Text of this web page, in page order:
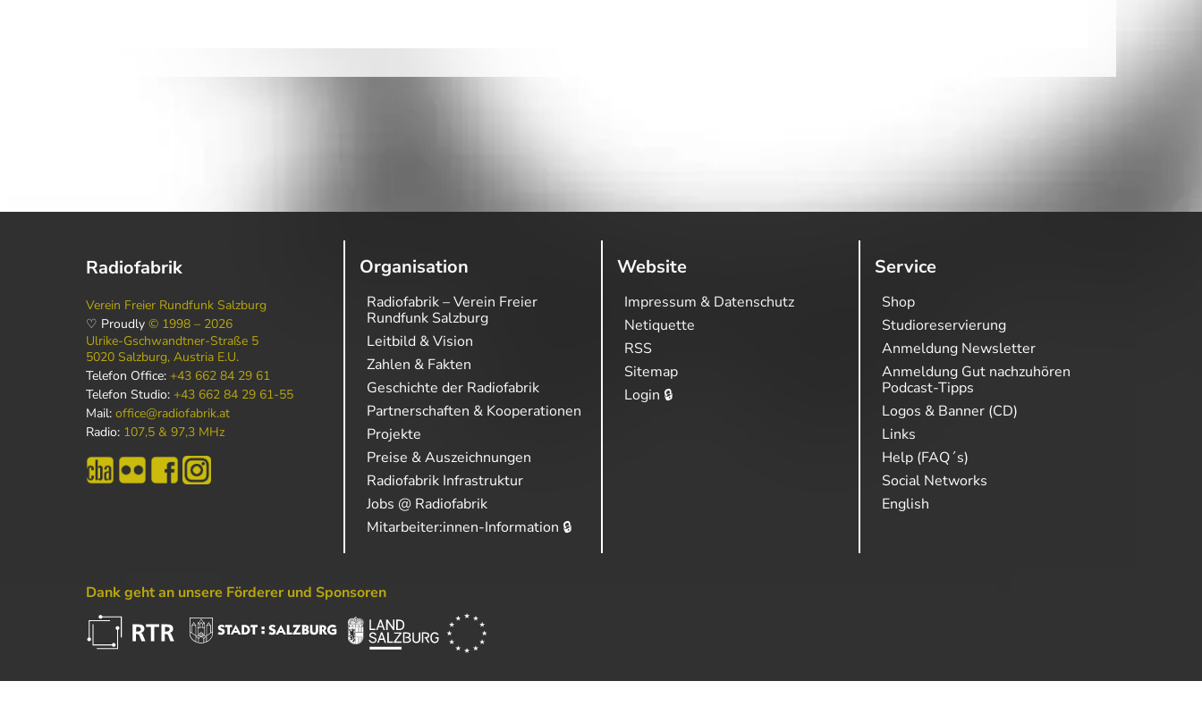
Radiofabrik
Verein Freier Rundfunk Salzburg
♡ Proudly © 1998 – 2026
Ulrike-Gschwandtner-Straße 5
5020 Salzburg, Austria E.U.
Telefon Office: +43 662 84 29 61
Telefon Studio: +43 662 84 29 61-55
Mail: office@radiofabrik.at
Radio: 107,5 & 97,3 MHz
Organisation
Radiofabrik – Verein Freier
Rundfunk Salzburg
Leitbild & Vision
Zahlen & Fakten
Geschichte der Radiofabrik
Partnerschaften & Kooperationen
Projekte
Preise & Auszeichnungen
Radiofabrik Infrastruktur
Jobs @ Radiofabrik
Mitarbeiter:innen-Information 🔒
Website
Impressum & Datenschutz
Netiquette
RSS
Sitemap
Login 🔒
Service
Shop
Studioreservierung
Anmeldung Newsletter
Anmeldung Gut nachzuhören
Podcast-Tipps
Logos & Banner (CD)
Links
Help (FAQ´s)
Social Networks
English
Dank geht an unsere Förderer und Sponsoren